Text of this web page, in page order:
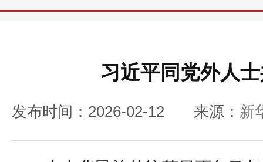
习近平同党外人
发布时间：2026-02-12 来源： 新